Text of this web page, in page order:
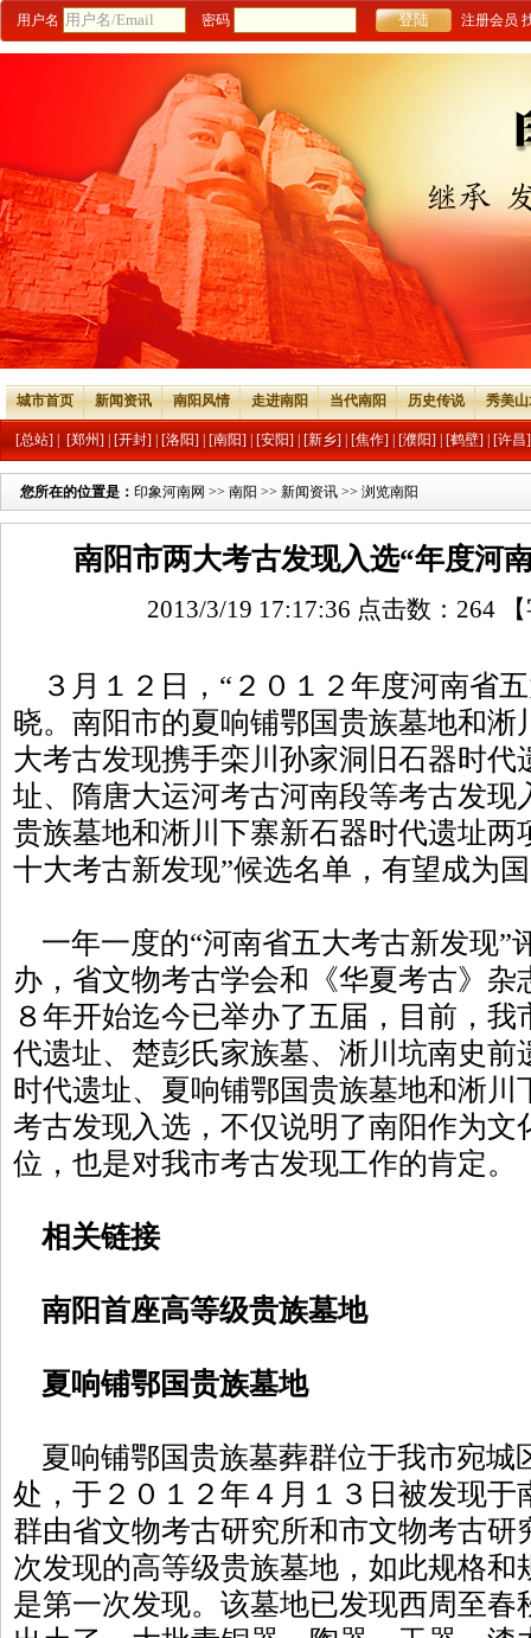
用户名 密码 注册会员
城市首页 新闻资讯 南阳风情 走进南阳 当代南阳 历史传说 秀美
[总站] [郑州] [开封] [洛阳] [南阳] [安阳] [新乡] [焦作] [濮阳] [鹤壁] [许昌]
您所在的位置是： 印象河南网 >> 南阳 >> 新闻资讯 >> 浏览南阳
南阳市两大考古发现入选“年度河
2013/3/19 17:17:36 点击数： 264
３月１２日，“２０１２年度河南省
晓。南阳市的夏响铺鄂国贵族墓地和
大考古发现携手栾川孙家洞旧石器时代
址、隋唐大运河考古河南段等考古发现
贵族墓地和淅川下寨新石器时代遗址两
十大考古新发现”候选名单，有望成为
一年一度的“河南省五大考古新发现”
办，省文物考古学会和《华夏考古》
８年开始迄今已举办了五届，目前，
代遗址、楚彭氏家族墓、淅川坑南史前
时代遗址、夏响铺鄂国贵族墓地和淅
考古发现入选，不仅说明了南阳作为文
位，也是对我市考古发现工作的肯定。
相关链接
南阳首座高等级贵族墓地
夏响铺鄂国贵族墓地
夏响铺鄂国贵族墓葬群位于我市宛城
处，于２０１２年４月１３日被发现于
群由省文物考古研究所和市文物考古研
次发现的高等级贵族墓地，如此规格和
是第一次发现。该墓地已发现西周至春